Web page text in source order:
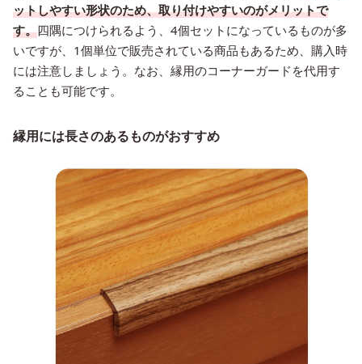
ットしやすい形状のため、取り付けやすいのがメリットで
す。四隅につけられるよう、4個セットになっているものが多
いですが、1個単位で販売されている商品もあるため、購入時
には注意しましょう。なお、縁用のコーナーガードを代用す
ることも可能です。
縁用には長さのあるものがおすすめ